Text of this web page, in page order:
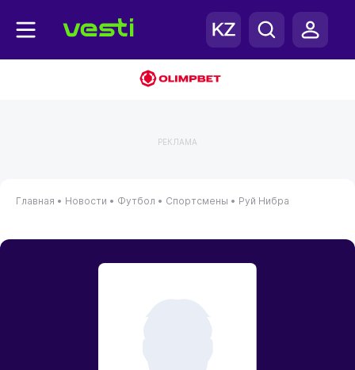
РЕКЛАМА
Главная • Новости • Футбол • Спортсмены • Руй Нибра